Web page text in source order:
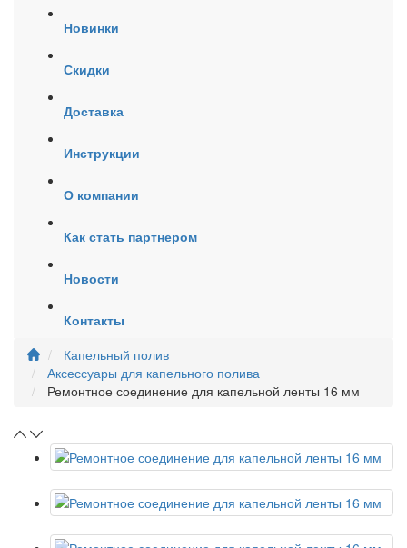
Новинки
Скидки
Доставка
Инструкции
О компании
Как стать партнером
Новости
Контакты
Капельный полив
Аксессуары для капельного полива
Ремонтное соединение для капельной ленты 16 мм